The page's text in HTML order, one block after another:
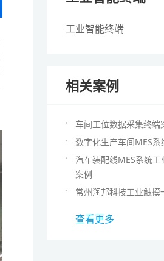
工业智能终端
相关案例
车间工位数据采集终端
数字化生产车间MES系
汽车装配线MES系统
案例
常州润邦科技工业触摸
查看更多